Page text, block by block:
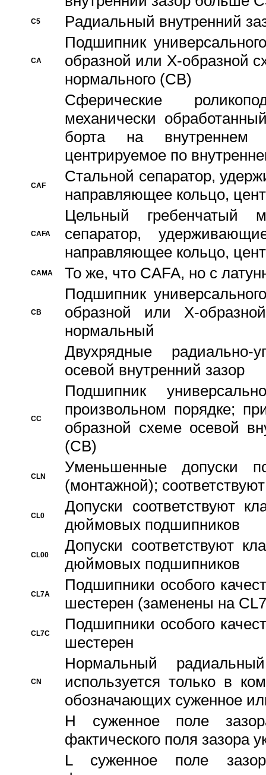
C5 Pадиальный внутренний
CA
Подшипник
образной или Х-образной
нормального (CB)
Сферические
механически
борта на внутреннем
центрируемое по
CAF
Стальной сепаратор,
направляющее кольцо,
CAFA
Цельный гребенчатый
сепаратор,
направляющее кольцо,
CAMA То же, что CAFA, но с
CB
Подшипник
образной или Х-
нормальный
Двухрядные радиально-
осевой внутренний зазор
CC
Подшипник
произвольном порядке;
образной схеме осевой
(CB)
CLN
Уменьшенные
(монтажной);
CL0
Допуски соответствуют
дюймовых подшипников
CL00
Допуски соответствуют
дюймовых подшипников
CL7A
Подшипники особого
шестерен (заменены на
CL7C
Подшипники особого
шестерен
CN
Hормальный
используется только в
обозначающих суженное
H суженное поле
фактического поля зазора
L суженное поле